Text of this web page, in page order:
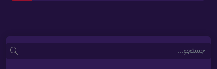
Search